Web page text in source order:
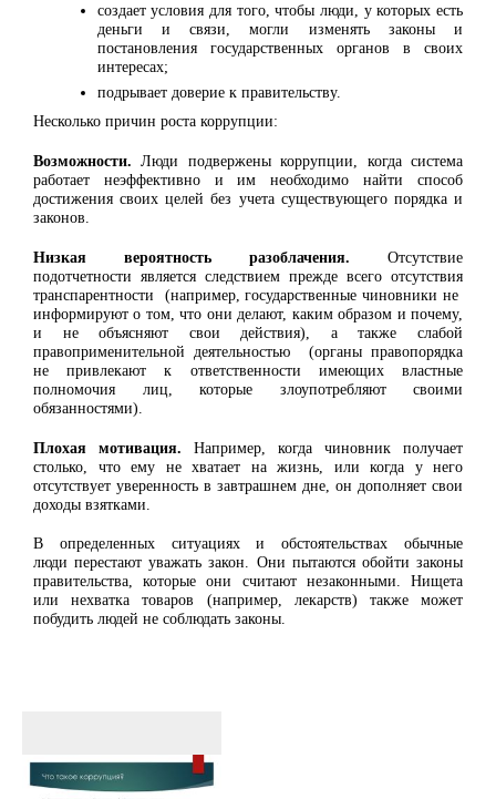
создает условия для того, чтобы люди, у которых есть
деньги и связи, могли изменять законы и
постановления государственных органов в своих
интересах;
подрывает доверие к правительству.
Несколько причин роста коррупции:
Возможности. Люди подвержены коррупции, когда система
работает неэффективно и им необходимо найти способ
достижения своих целей без учета существующего порядка и
законов.
Низкая вероятность разоблачения. Отсутствие
подотчетности является следствием прежде всего отсутствия
транспарентности (например, государственные чиновники не
информируют о том, что они делают, каким образом и почему,
и не объясняют свои действия), а также слабой
правоприменительной деятельностью (органы правопорядка
не привлекают к ответственности имеющих властные
полномочия лиц, которые злоупотребляют своими
обязанностями).
Плохая мотивация. Например, когда чиновник получает
столько, что ему не хватает на жизнь, или когда у него
отсутствует уверенность в завтрашнем дне, он дополняет свои
доходы взятками.
В определенных ситуациях и обстоятельствах обычные
люди перестают уважать закон. Они пытаются обойти законы
правительства, которые они считают незаконными. Нищета
или нехватка товаров (например, лекарств) также может
побудить людей не соблюдать законы.